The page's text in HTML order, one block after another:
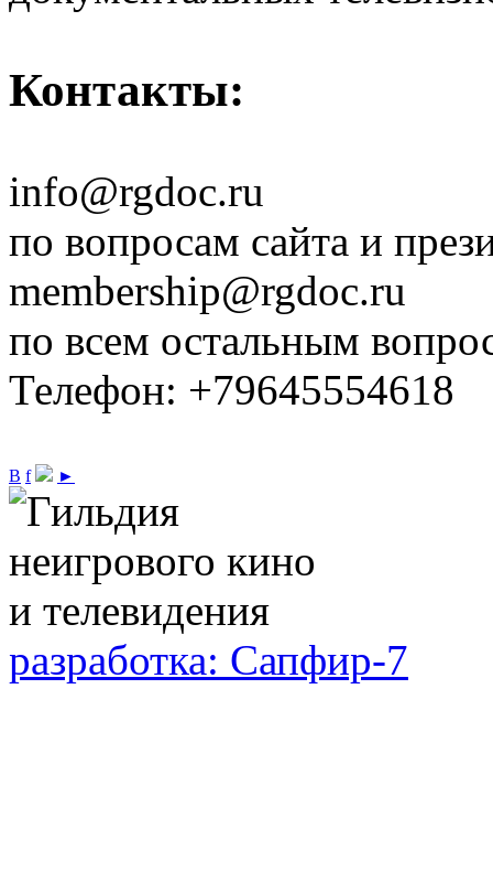
Контакты:
info@rgdoc.ru
по вопросам сайта и
membership@rgdoc.ru
по всем остальным
Телефон: +79645554618
В f ►
разработка: Сапфир-7